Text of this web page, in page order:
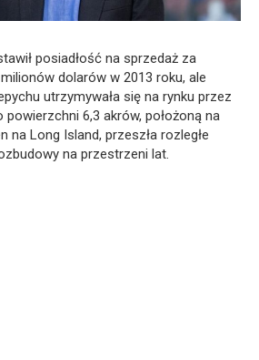
posiadłość na sprzedaż za
dolarów w 2013 roku, ale
utrzymywała się na rynku przez
powierzchni 6,3 akrów, położoną na
na Long Island, przeszła rozległe
na przestrzeni lat.